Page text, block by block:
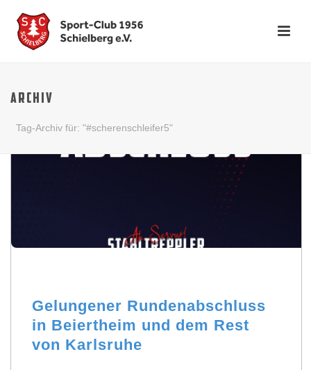
ARCHIV
Tag-Archiv für: "#scherenschleifer5"
Gelungener Rundenabschluss
in Beiertheim und dem Rest
von Karlsruhe